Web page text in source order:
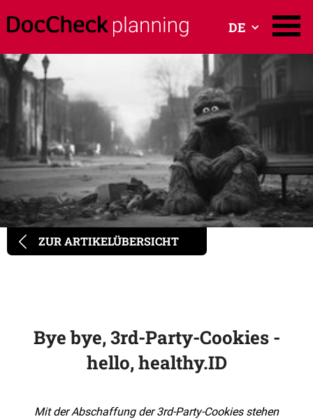
DE
ZUR ARTIKELÜBERSICHT
Bye bye, 3rd-Party-Cookies -
hello, healthy.ID
Mit der Abschaffung der 3rd-Party-Cookies stehen